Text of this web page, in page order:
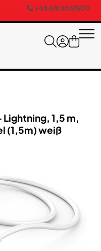
+43 676 3037600
1,5 m,
(1,5m) weiß